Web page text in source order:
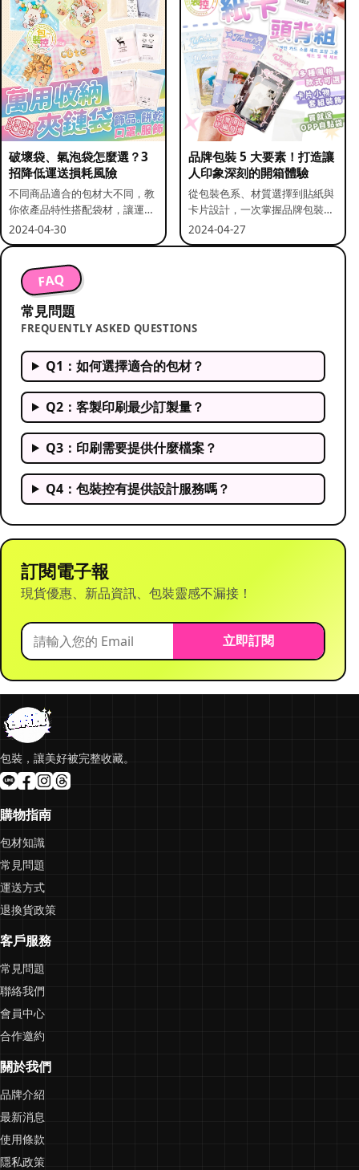
破壞袋、氣泡袋怎麼選？3
招降低運送損耗風險
不同商品適合的包材大不同，教
你依產品特性搭配袋材，讓運送
更安全。
2024-04-30
品牌包裝 5 大要素！打造讓
人印象深刻的開箱體驗
從包裝色系、材質選擇到貼紙與
卡片設計，一次掌握品牌包裝的
關鍵要素。
2024-04-27
FAQ
常見問題
FREQUENTLY ASKED QUESTIONS
Q1：如何選擇適合的包材？
Q2：客製印刷最少訂製量？
Q3：印刷需要提供什麼檔案？
Q4：包裝控有提供設計服務嗎？
訂閱電子報
現貨優惠、新品資訊、包裝靈感不漏接！
立即訂閱
包裝，讓美好被完整收藏。
購物指南
包材知識
常見問題
運送方式
退換貨政策
客戶服務
常見問題
聯絡我們
會員中心
合作邀約
關於我們
品牌介紹
最新消息
使用條款
隱私政策